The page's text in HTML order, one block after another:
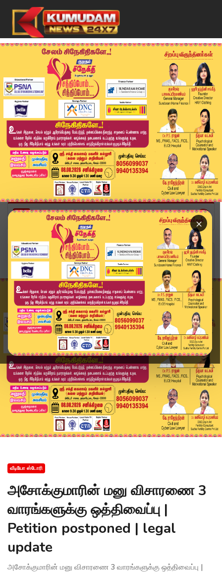
×
Home
வீடியோ ஸ்டோரி
அசோக்குமாரின் மனு விசாரணை 3 வாரங்களுக்கு ஒத்திவ...
வீடியோ ஸ்டோரி
அசோக்குமாரின் மனு விசாரணை 3
வாரங்களுக்கு ஒத்திவைப்பு |
Petition postponed | legal
update
அசோக்குமாரின் மனு விசாரணை 3 வாரங்களுக்கு ஒத்திவைப்பு |